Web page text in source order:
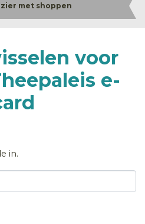
met shoppen
voor
e-
in.